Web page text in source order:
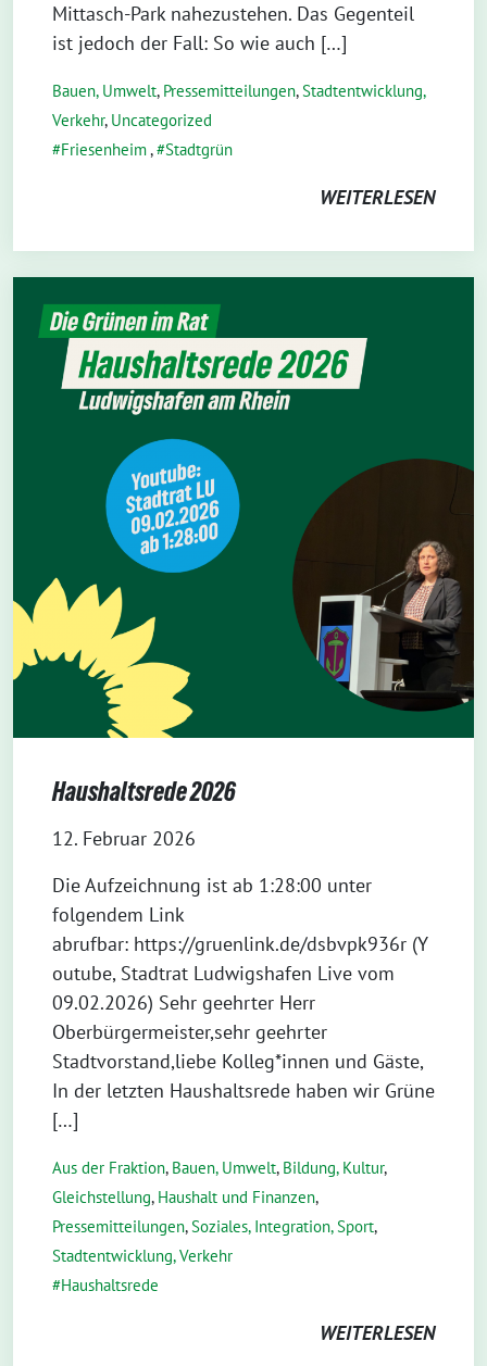
Mittasch-Park nahezustehen. Das Gegenteil
ist jedoch der Fall: So wie auch […]
Bauen, Umwelt, Pressemitteilungen,Stadtentwicklung,
Verkehr, Uncategorized
Friesenheim, Stadtgrün
WEITERLESEN
Haushaltsrede 2026
12. Februar 2026
Die Aufzeichnung ist ab 1:28:00 unter
folgendem Link
abrufbar: https://gruenlink.de/dsbvpk936r (Y
outube, Stadtrat Ludwigshafen Live vom
09.02.2026) Sehr geehrter Herr
Oberbürgermeister,sehr geehrter
Stadtvorstand,liebe Kolleg*innen und Gäste,
In der letzten Haushaltsrede haben wir Grüne
[…]
Aus der Fraktion, Bauen, Umwelt, Bildung, Kultur,
Gleichstellung, Haushalt und Finanzen,
Pressemitteilungen,Soziales, Integration, Sport,
Stadtentwicklung, Verkehr
Haushaltsrede
WEITERLESEN